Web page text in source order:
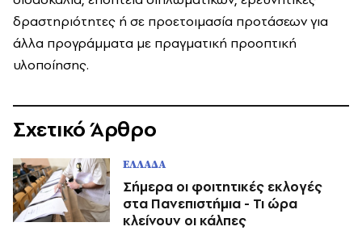
δραστηριότητες ή σε προετοιμασία προτάσεων για
άλλα προγράμματα με πραγματική προοπτική
υλοποίησης.
Σχετικό Άρθρο
ΕΛΛΑΔΑ
Σήμερα οι φοιτητικές εκλογές
στα Πανεπιστήμια - Τι ώρα
κλείνουν οι κάλπες